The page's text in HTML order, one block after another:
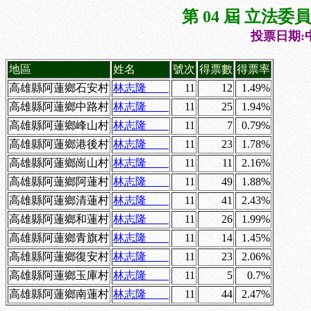
第 04 屆 立法委
投票日期:
地區 姓名 號次 得票數 得票率
高雄縣阿蓮鄉石安村 林志隆 11 12
1.49%
高雄縣阿蓮鄉中路村 林志隆 11 25
1.94%
高雄縣阿蓮鄉峰山村 林志隆 11 7
0.79%
高雄縣阿蓮鄉港後村 林志隆 11 23
1.78%
高雄縣阿蓮鄉崗山村 林志隆 11 11
2.16%
高雄縣阿蓮鄉阿蓮村 林志隆 11 49
1.88%
高雄縣阿蓮鄉清蓮村 林志隆 11 41
2.43%
高雄縣阿蓮鄉和蓮村 林志隆 11 26
1.99%
高雄縣阿蓮鄉青旗村 林志隆 11 14
1.45%
高雄縣阿蓮鄉復安村 林志隆 11 23
2.06%
高雄縣阿蓮鄉玉庫村 林志隆 11 5
0.7%
高雄縣阿蓮鄉南蓮村 林志隆 11 44 2.47%